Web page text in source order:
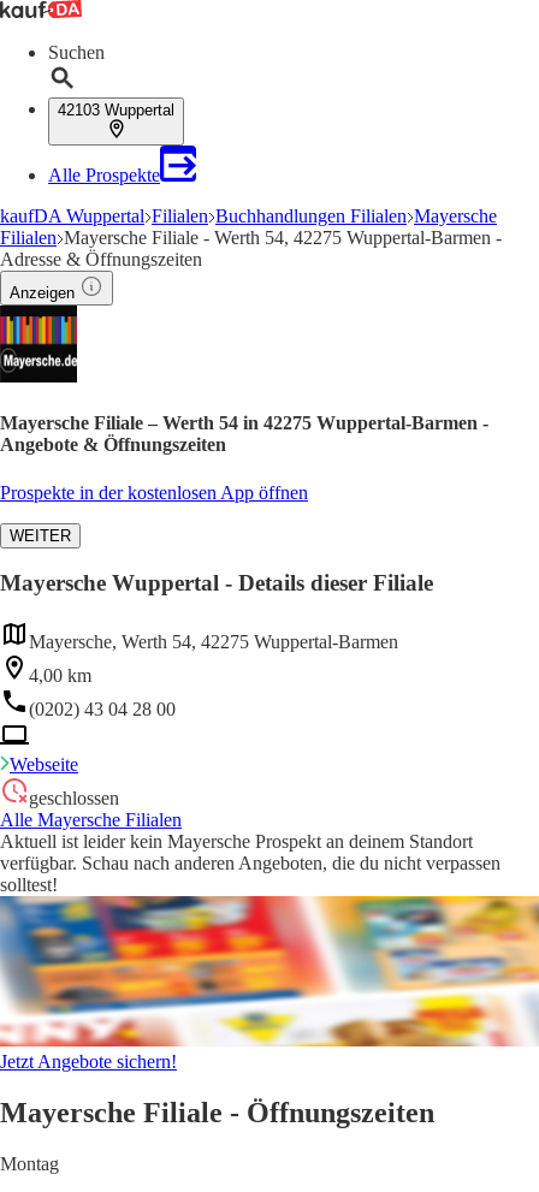
Suchen
42103 Wuppertal
Alle Prospekte
kaufDA Wuppertal Filialen Buchhandlungen Filialen Mayersche
Filialen Mayersche Filiale - Werth 54, 42275 Wuppertal-Barmen -
Adresse & Öffnungszeiten
Anzeigen
Mayersche Filiale – Werth 54 in 42275 Wuppertal-Barmen -
Angebote & Öffnungszeiten
Prospekte in der kostenlosen App öffnen
WEITER
Mayersche Wuppertal - Details dieser Filiale
Mayersche, Werth 54, 42275 Wuppertal-Barmen
4,00 km
(0202) 43 04 28 00
Webseite
geschlossen
Alle Mayersche Filialen
Aktuell ist leider kein Mayersche Prospekt an deinem Standort
verfügbar. Schau nach anderen Angeboten, die du nicht verpassen
solltest!
Jetzt Angebote sichern!
Mayersche Filiale - Öffnungszeiten
Montag